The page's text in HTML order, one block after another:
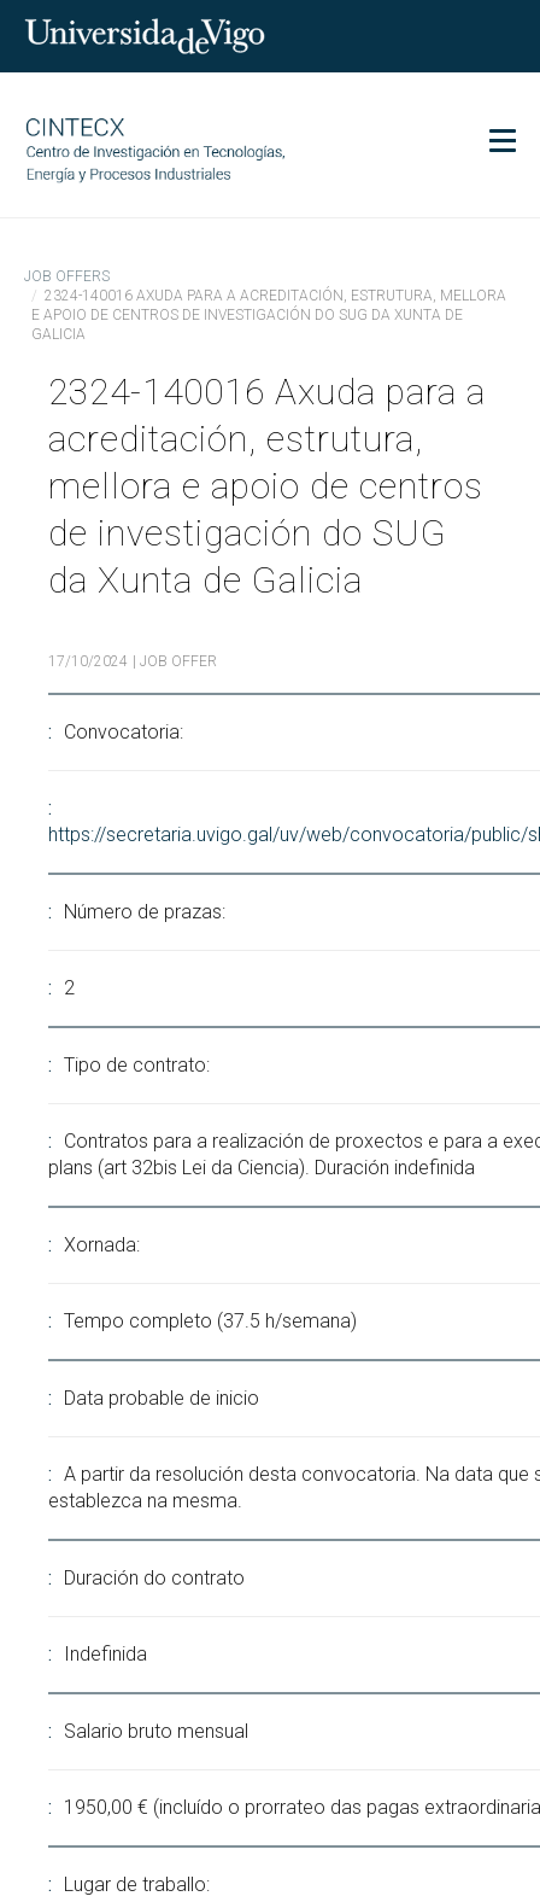
Research
Transfer
Science and society
Communication
Equality
SearchSEARCH
TwitterInstagram
Youtube
JOB OFFERS
2324-140016 AXUDA PARA A ACREDITACIÓN, ESTRUTURA, MELLORA
E APOIO DE CENTROS DE INVESTIGACIÓN DO SUG DA XUNTA DE
GALICIA
2324-140016 Axuda para a
acreditación, estrutura,
mellora e apoio de centros
de investigación do SUG
da Xunta de Galicia
17/10/2024 | JOB OFFER
Convocatoria:
https://secretaria.uvigo.gal/uv/web/convocatoria/public/
Número de prazas:
2
Tipo de contrato:
Contratos para a realización de proxectos e para a
plans (art 32bis Lei da Ciencia). Duración indefinida
Xornada:
Tempo completo (37.5 h/semana)
Data probable de inicio
A partir da resolución desta convocatoria. Na data que
establezca na mesma.
Duración do contrato
Indefinida
Salario bruto mensual
1950,00 € (incluído o prorrateo das pagas
Lugar de traballo: